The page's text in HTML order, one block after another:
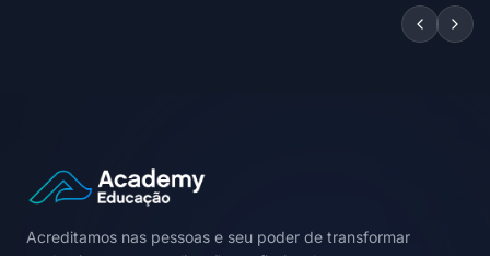
Acreditamos nas pessoas e seu poder de transformar